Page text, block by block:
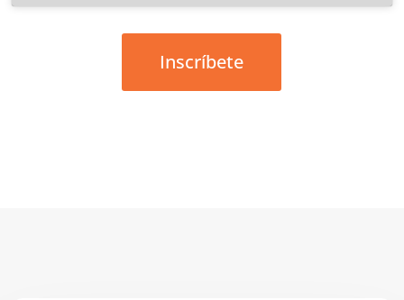
Inscríbete